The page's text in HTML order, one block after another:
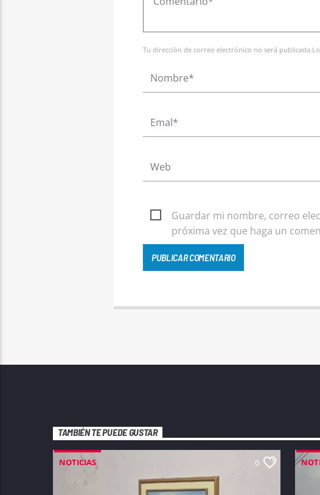
Tu dirección de correo electrónico no será
Guardar mi nombre, correo
próxima vez que haga un
TAMBIÉN TE PUEDE GUSTAR
NOTICIAS 0